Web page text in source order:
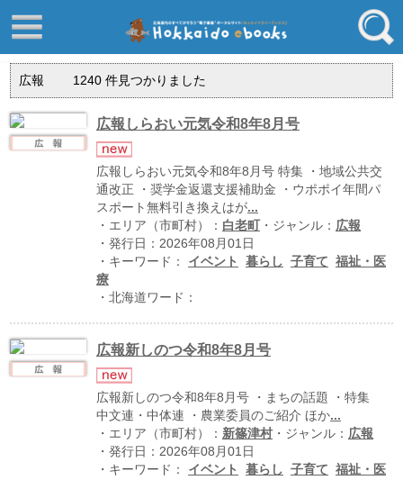
ジャンル
エリア
北海道ワード
広報 1240件見つかりました
広報しらおい元気令和8年8月号
広報しらおい元気令和8年8月号 特集 ・地域公共交
通改正 ・奨学金返還支援補助金 ・ウポポイ年間パ
スポート無料引き換えはが...
・エリア（市町村）： 白老町 ・ジャンル： 広報
・発行日：2026年08月01日
・キーワード： イベント 暮らし 子育て 福祉・医
療
・北海道ワード：
広報新しのつ令和8年8月号
広報新しのつ令和8年8月号 ・まちの話題 ・特集
中文連・中体連 ・農業委員のご紹介 ほか...
・エリア（市町村）： 新篠津村・ジャンル： 広報
・発行日：2026年08月01日
・キーワード： イベント 暮らし 子育て 福祉・医
はじめてご利用される方へ
ふるさと納税ebooks
学校ebooks
小清水アーカイブスebooks
北海道立文書館赤れんが
北見市
道総研の本棚
北海道の病院ebooks
創成研究機構の本棚
全国健康保険協会